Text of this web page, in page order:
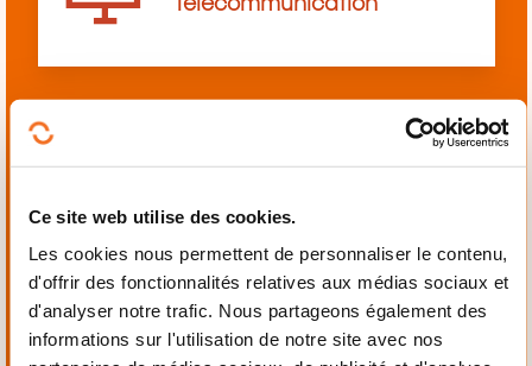
Ce site web utilise des cookies.
Les cookies nous permettent de personnaliser le contenu,
d'offrir des fonctionnalités relatives aux médias sociaux et
d'analyser notre trafic. Nous partageons également des
informations sur l'utilisation de notre site avec nos
Télécommunication
Mécanique,